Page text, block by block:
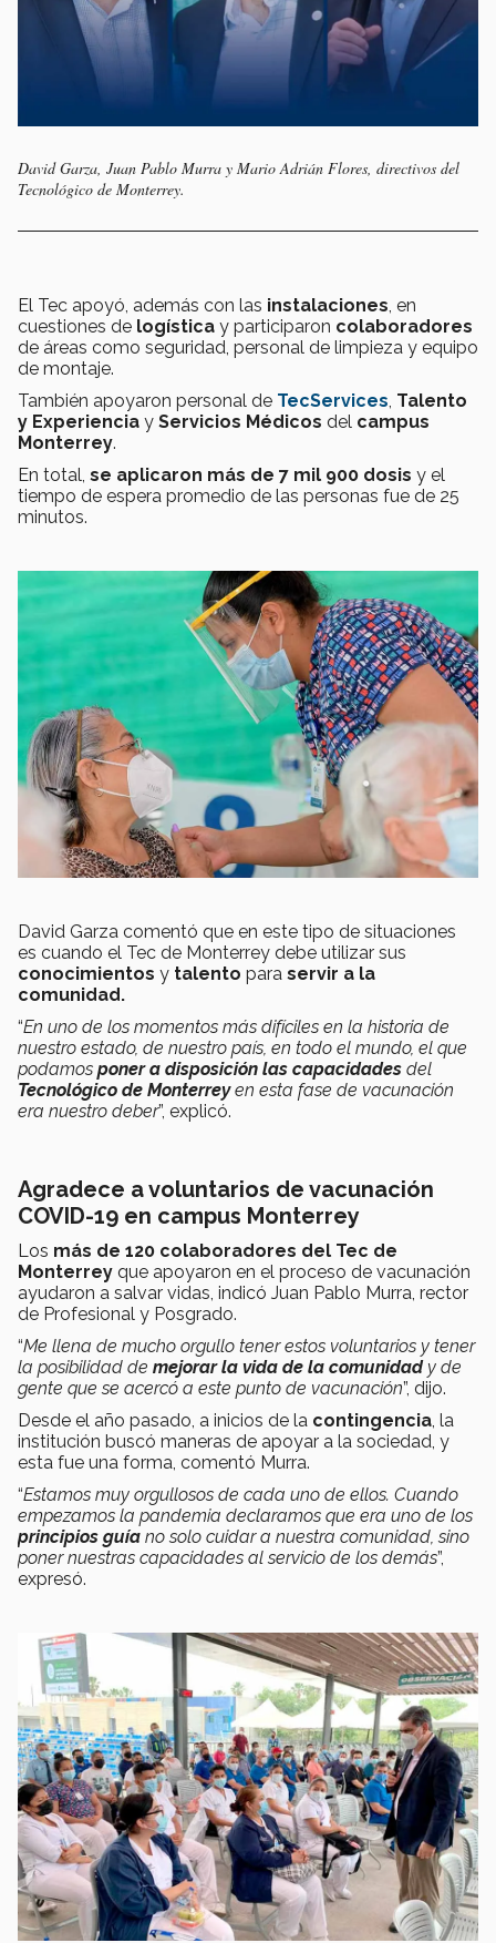
David Garza, Juan Pablo Murra y Mario Adrián Flores, directivos del
Tecnológico de Monterrey.
El Tec apoyó, además con las instalaciones, en
cuestiones de logística y participaron colaboradores
de áreas como seguridad, personal de limpieza y equipo
de montaje.
También apoyaron personal de TecServices, Talento
y Experiencia y Servicios Médicos del campus
Monterrey.
En total, se aplicaron más de 7 mil 900 dosis y el
tiempo de espera promedio de las personas fue de 25
minutos.
David Garza comentó que en este tipo de situaciones
es cuando el Tec de Monterrey debe utilizar sus
conocimientos y talento para servir a la
comunidad.
“En uno de los momentos más difíciles en la historia de
nuestro estado, de nuestro país, en todo el mundo, el que
podamos poner a disposición las capacidades del
Tecnológico de Monterreyen esta fase de vacunación
era nuestro deber”, explicó.
Agradece a voluntarios de vacunación
COVID-19 en campus Monterrey
Los más de 120 colaboradores del Tec de
Monterrey que apoyaron en el proceso de vacunación
ayudaron a salvar vidas, indicó Juan Pablo Murra, rector
de Profesional y Posgrado.
“Me llena de mucho orgullo tener estos voluntarios y tener
la posibilidad de mejorar la vida de la comunidad y de
gente que se acercó a este punto de vacunación”, dijo.
Desde el año pasado, a inicios de la contingencia, la
institución buscó maneras de apoyar a la sociedad, y
esta fue una forma, comentó Murra.
“Estamos muy orgullosos de cada uno de ellos. Cuando
empezamos la pandemia declaramos que era uno de los
principios guía no solo cuidar a nuestra comunidad, sino
poner nuestras capacidades al servicio de los demás”,
expresó.